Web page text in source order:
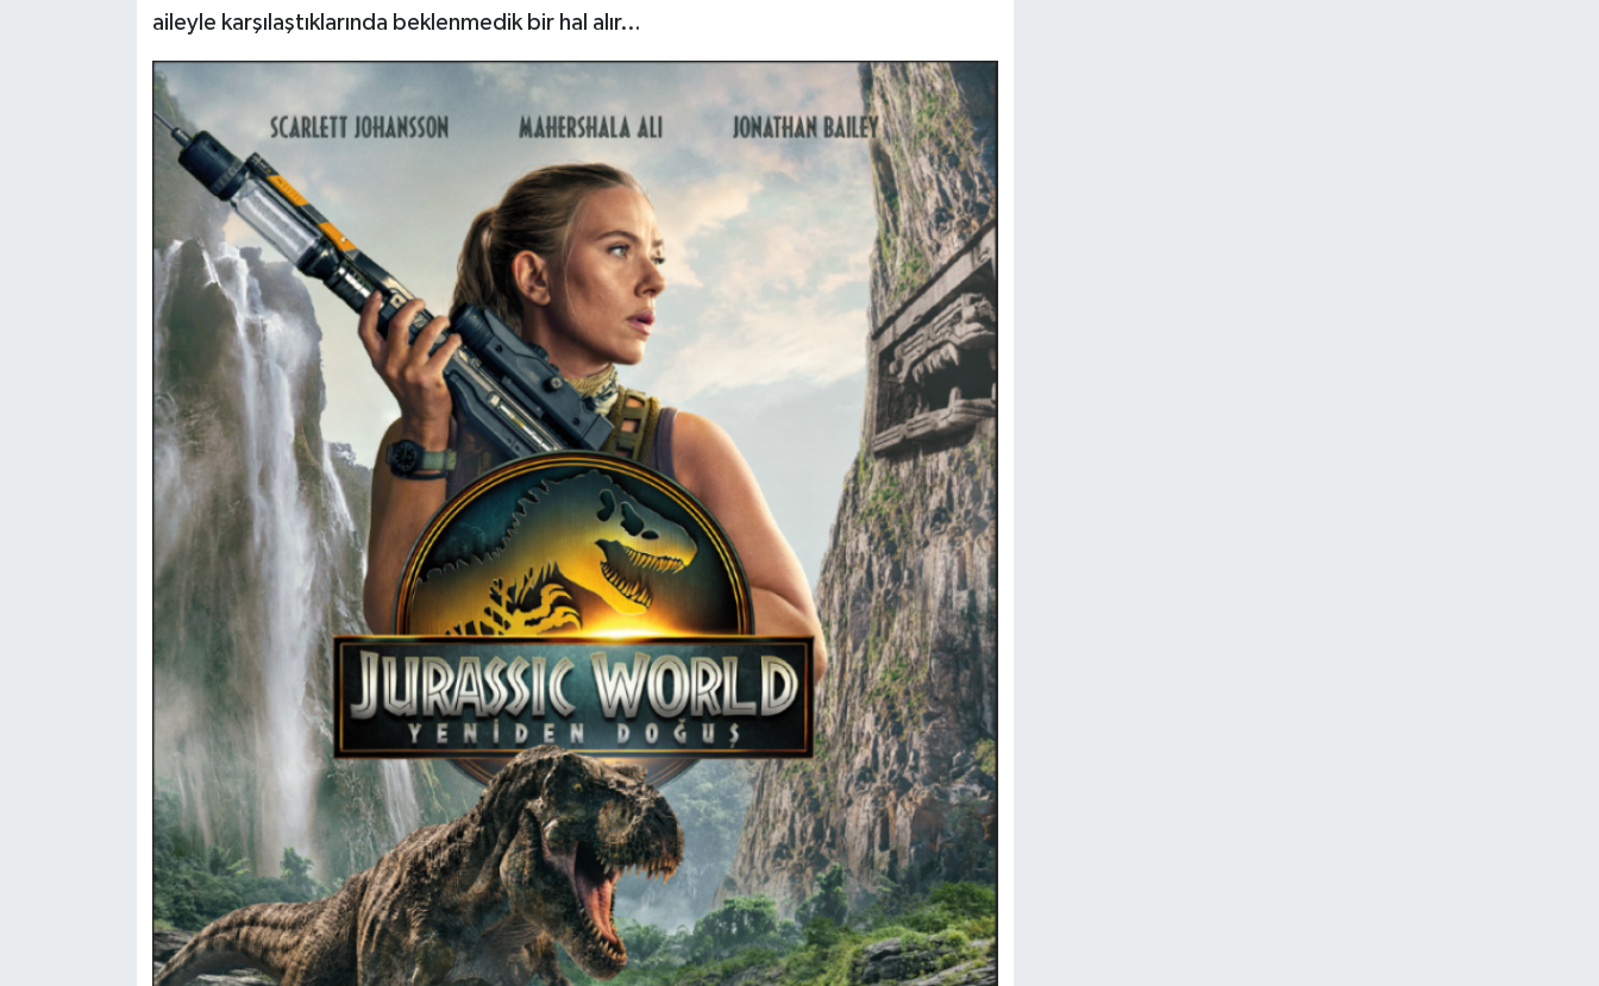
aileyle karşılaştıklarında beklenmedik bir hal alır…